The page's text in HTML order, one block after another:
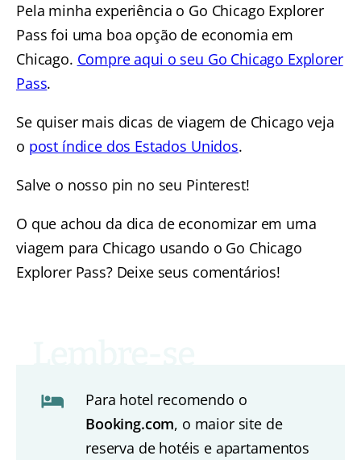
Pela minha experiência o Go Chicago Explorer
Pass foi uma boa opção de economia em
Chicago. Compre aqui o seu Go Chicago Explorer
Pass.
Se quiser mais dicas de viagem de Chicago veja
o post índice dos Estados Unidos.
Salve o nosso pin no seu Pinterest!
O que achou da dica de economizar em uma
viagem para Chicago usando o Go Chicago
Explorer Pass? Deixe seus comentários!
Para hotel recomendo o
Booking.com, o maior site de
reserva de hotéis e apartamentos